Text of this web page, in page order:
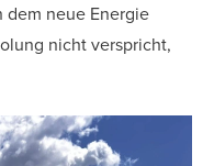
dem neue Energie
nicht verspricht,